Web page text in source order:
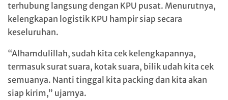
terhubung langsung dengan KPU pusat. Menurutnya,
kelengkapan logistik KPU hampir siap secara
keseluruhan.
“Alhamdulillah, sudah kita cek kelengkapannya,
termasuk surat suara, kotak suara, bilik udah kita cek
semuanya. Nanti tinggal kita packing dan kita akan
siap kirim,” ujarnya.